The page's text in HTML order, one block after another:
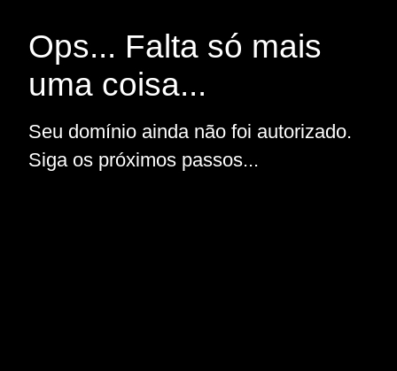
Ops... Falta só mais
uma coisa...
Seu domínio ainda não foi autorizado.
Siga os próximos passos...